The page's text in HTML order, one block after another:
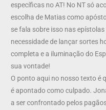
específicas no AT! No NT só
escolha de Matias como
se fala sobre isso nas
necessidade de lançar sortes
completa e a iluminação do
sua vontade!
O ponto aqui no nosso texto é
é apontado como culpado.
a ser confrontado pelos